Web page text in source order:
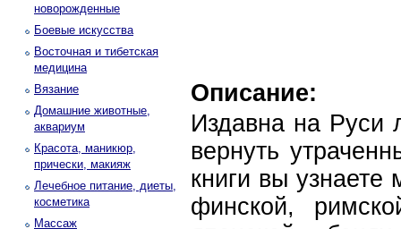
новорожденные
Боевые искусства
Восточная и тибетская
медицина
Вязание
Домашние животные,
аквариум
Красота, маникюр,
прически, макияж
Лечебное питание, диеты,
косметика
Массаж
Описание:
Издавна на Руси
вернуть
книги вы узнаете
финской,